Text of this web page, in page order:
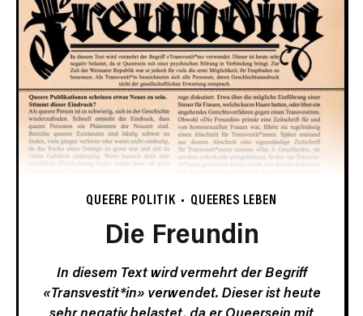
QUEERE POLITIK QUEERES LEBEN
Die Freundin
In diesem Text wird vermehrt der Begriff
«Transvestit*in» verwendet. Dieser ist heute
sehr negativ belastet, da er Queersein mit